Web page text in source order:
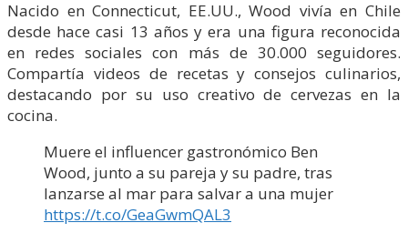
Nacido en Connecticut, EE.UU., Wood vivía en Chile
desde hace casi 13 años y era una figura reconocida
en redes sociales con más de 30.000 seguidores.
Compartía videos de recetas y consejos culinarios,
destacando por su uso creativo de cervezas en la
cocina.
Muere el influencer gastronómico Ben
Wood, junto a su pareja y su padre, tras
lanzarse al mar para salvar a una mujer
https://t.co/GeaGwmQAL3